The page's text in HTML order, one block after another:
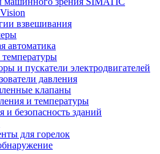
взвешивания
автоматика
и пускатели электродвигателей
давления
клапаны
и температуры
и безопасность зданий
для горелок